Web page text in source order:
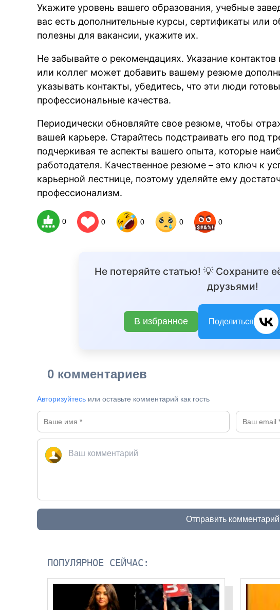
Укажите уровень вашего образования, учебные
вас есть дополнительные курсы, сертификаты или
полезны для вакансии, укажите их.
Не забывайте о рекомендациях. Указание
или коллег может добавить вашему резюме
указывать контакты, убедитесь, что эти люди
профессиональные качества.
Периодически обновляйте свое резюме, чтобы
вашей карьере. Старайтесь подстраивать его под
подчеркивая те аспекты вашего опыта, которые
работодателя. Качественное резюме – это ключ к
карьерной лестнице, поэтому уделяйте ему
профессионализм.
0 0 0 0 0
Не потеряйте статью! 💡 Сохраните
друзьями!
В избранное Поделиться
0 комментариев
Авторизуйтесь или оставьте комментарий как гость
Отправить комментарий
ПОПУЛЯРНОЕ СЕЙЧАС: